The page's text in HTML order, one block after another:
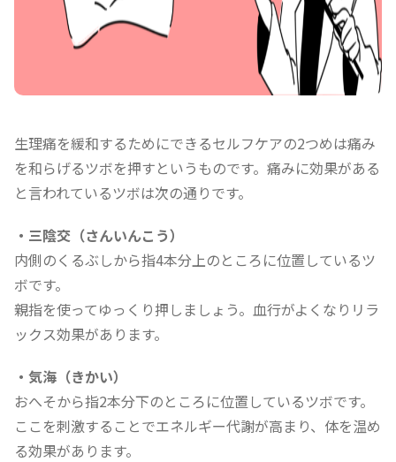
生理痛を緩和するためにできるセルフケアの2つめは痛み
を和らげるツボを押すというものです。痛みに効果がある
と言われているツボは次の通りです。
・三陰交（さんいんこう）
内側のくるぶしから指4本分上のところに位置しているツ
ボです。
親指を使ってゆっくり押しましょう。血行がよくなりリラ
ックス効果があります。
・気海（きかい）
おへそから指2本分下のところに位置しているツボです。
ここを刺激することでエネルギー代謝が高まり、体を温め
る効果があります。